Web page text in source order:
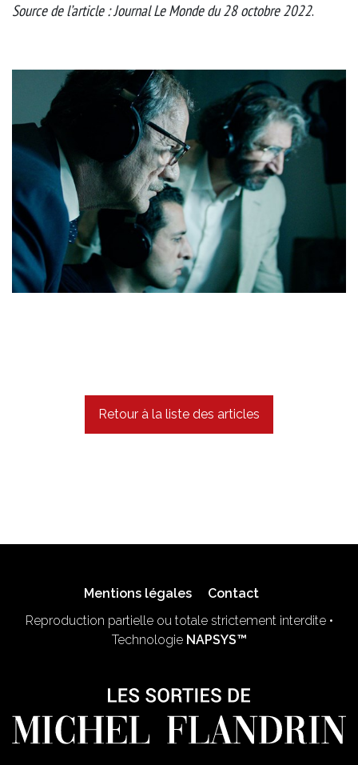
Source de l’article : Journal Le Monde du 28 octobre 2022.
Retour à la liste des articles
Mentions légales
Contact
Reproduction partielle ou totale strictement interdite •
Technologie NAPSYS™